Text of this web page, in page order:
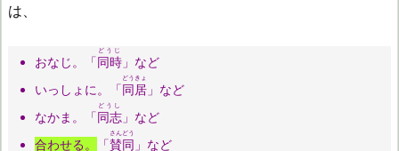
は、
おなじ。「同時
どうじ
」など
いっしょに。「同居
どうきょ
」など
なかま。「同志
どうし
」など
合わせる。
「賛同
さんどう
」など